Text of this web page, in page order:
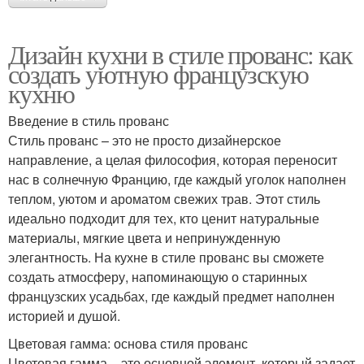
Дизайн кухни в стиле прованс: как
создать уютную французскую
кухню
Введение в стиль прованс
Стиль прованс – это не просто дизайнерское
направление, а целая философия, которая переносит
нас в солнечную Францию, где каждый уголок наполнен
теплом, уютом и ароматом свежих трав. Этот стиль
идеально подходит для тех, кто ценит натуральные
материалы, мягкие цвета и непринужденную
элегантность. На кухне в стиле прованс вы сможете
создать атмосферу, напоминающую о старинных
французских усадьбах, где каждый предмет наполнен
историей и душой.
Цветовая гамма: основа стиля прованс